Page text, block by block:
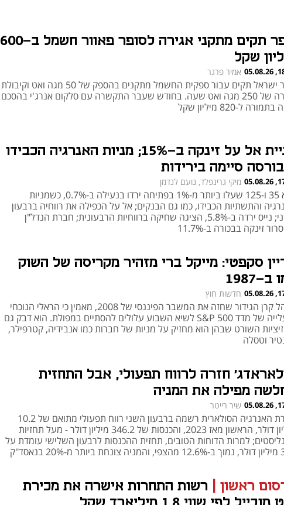
נופר תקים מתקני אגירה לסופר פאוור חשמל ב-600
שקל
אמיר פרגר
נופר ישראל תקים עבור ספקית החשמל מתקנים בהספק של 50 מגה ואט וקיבולת
אגירה של 250 מגה ואט שעה. בחודש שעבר התקשרה עם סלקום אנרג'י בהסכם
ל-820 מיליון שקל
מניית אל על זינקה ב-15%; מניות האנרגיה הכבידו
סיימה בירידות
מיקי גרינפלד, נועם לנדמן
ת"א 35 ו-125 שעלו ביותר מ-1% בפתיחה ירדו בנעילה ב-0.7%, כשמניות
והתשתיות הכבידו, כמו גם הבנקים; אל על הכפילה את רווחיה ברבעון
השני; נייס ירדה ב-5.8%, הציגה שחיקה ברווחיות הרבעונית; חברת הנדל"ן
זינקה בבכורה ב-11.7%
סקפטי: מייקל ברי מזהיר מקריסה של השוק
ב-1987
חדשות חוץ
מנהל קרן הגידור שחזה את המשבר הפיננסי של 2008, מאמין כי הראלי הנוכחי
והעלייה של מדד S&P 500 לשיא השבוע עלולים להסתיים במפולת. הוא דבק גם
השורט שבהן הוא מחזיק על מניות של חברות כמו אנבידיה, קטרפילר,
וטסלה
חזרה לרווח תפעולי, אבל התחזית
מפילה את המניה
שיר רייטר
חברת האנרגיה הסולארית רשמה ברבעון השני רווח תפעולי מתואם של 10.2
מיליון דולר, הראשון מאז 2023, והכנסות של 346.2 מיליון דולר - מעל תחזיות
למרות הדוחות הטובים, תחזית ההכנסות לרבעון השלישי עומדת על
בנאסד"ק
ראשון
רשות התחרות אישרה את מכירת